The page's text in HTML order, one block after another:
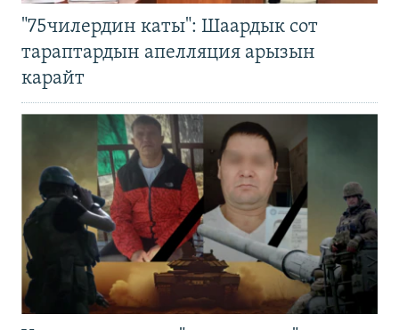
"75чилердин каты": Шаардык сот
тараптардын апелляция арызын
карайт